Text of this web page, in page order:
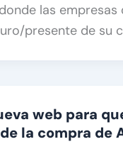
las
presente de su
web para
la compra de